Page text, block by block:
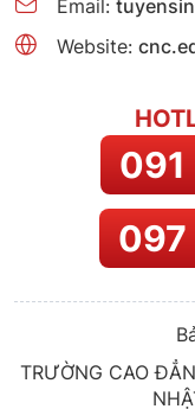
Email:
Website:
097
TRƯỜNG CAO